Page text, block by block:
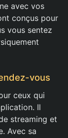
avec vos
conçus pour
vous sentez
vous
ceux qui
Il
streaming et
Avec sa